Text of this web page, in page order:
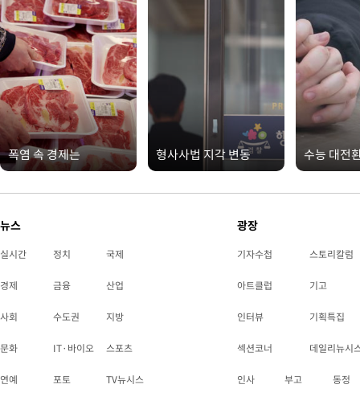
폭염 속 경제는 형사사법 지각 변동 수능 대전
뉴스
실시간 정치 국제
경제 금융 산업
사회 수도권 지방
문화 IT·바이오 스포츠
연예 포토 TV뉴시스
광장
기자수첩 스토리칼럼
아트클럽 기고
인터뷰 기획특집
섹션코너 데일리뉴시
인사 부고 동정